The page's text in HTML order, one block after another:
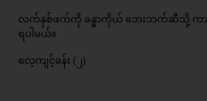
လက်နှစ်ဖက်ကို ခန္ဓာကိုယ် ဘေးဘက်ဆီသို့ ကားထ
ရပါမယ်။
လေ့ကျင့်ခန်း (၂)